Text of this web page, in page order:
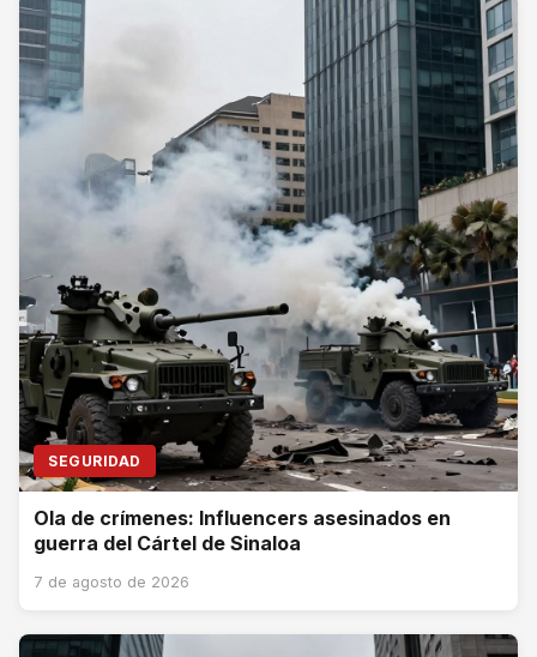
SEGURIDAD
Ola de crímenes: Influencers asesinados en
guerra del Cártel de Sinaloa
7 de agosto de 2026